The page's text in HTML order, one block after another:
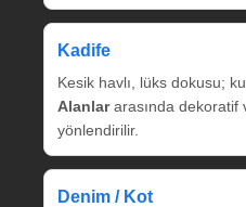
Kadife
Kesik havlı, lüks dokusu;
Alanlararasında dekoratif
yönlendirilir.
Denim / Kot